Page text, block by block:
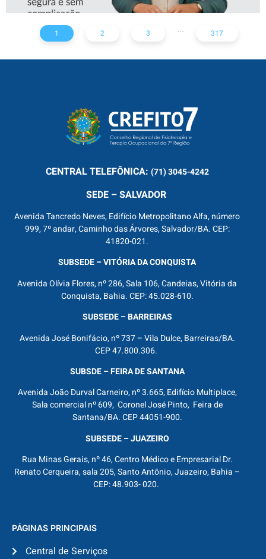
1 2 3 ... 317
CENTRALTELEFÔNICA: (71) 3045-4242
SEDE – SALVADOR
Avenida Tancredo Neves, Edifício Metropolitano Alfa, número
999, 7º andar, Caminho das Árvores, Salvador/BA. CEP:
41820-021.
SUBSEDE – VITÓRIA DA CONQUISTA
Avenida Olívia Flores, nº 286, Sala 106, Candeias, Vitória da
Conquista, Bahia. CEP: 45.028-610.
SUBSEDE – BARREIRAS
Avenida José Bonifácio, nº 737 – Vila Dulce, Barreiras/BA.
CEP 47.800.306.
SUBSDE – FEIRA DE SANTANA
Avenida João Durval Carneiro, nº 3.665, Edifício Multiplace,
Sala comercial nº 609, Coronel José Pinto, Feira de
Santana/BA. CEP 44051-900.
SUBSEDE – JUAZEIRO
Rua Minas Gerais, nº 46, Centro Médico e Empresarial Dr.
Renato Cerqueira, sala 205, Santo Antônio, Juazeiro, Bahia –
CEP: 48.903- 020.
PÁGINAS PRINCIPAIS
Central de Serviços